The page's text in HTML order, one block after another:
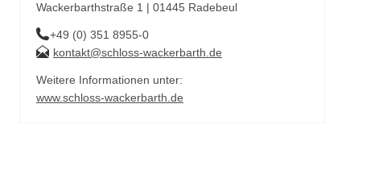
Wackerbarthstraße 1 | 01445 Radebeul
+49 (0) 351 8955-0
kontakt@schloss-wackerbarth.de
Weitere Informationen unter:
www.schloss-wackerbarth.de